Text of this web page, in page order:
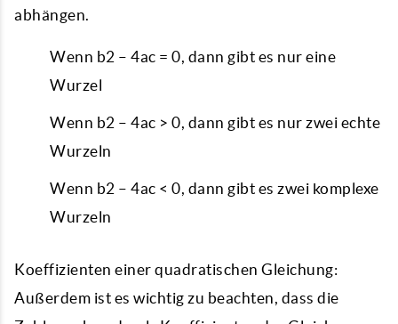
abhängen.
Wenn b2 – 4ac = 0, dann gibt es nur eine
Wurzel
Wenn b2 – 4ac > 0, dann gibt es nur zwei echte
Wurzeln
Wenn b2 – 4ac < 0, dann gibt es zwei komplexe
Wurzeln
Koeffizienten einer quadratischen Gleichung:
Außerdem ist es wichtig zu beachten, dass die